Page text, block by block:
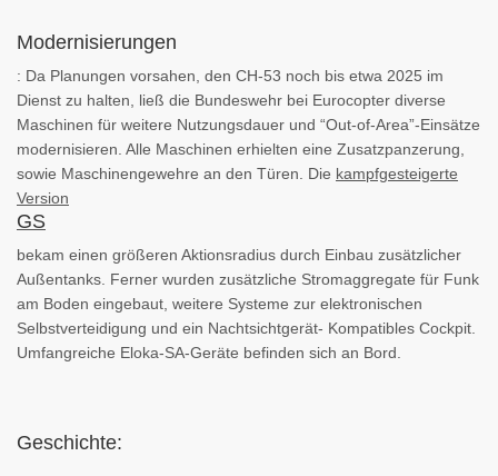
Modernisierungen
: Da Planungen vorsahen, den CH-53 noch bis etwa 2025 im
Dienst zu halten, ließ die Bundeswehr bei Eurocopter diverse
Maschinen für weitere Nutzungsdauer und “Out-of-Area”-Einsätze
modernisieren. Alle Maschinen erhielten eine Zusatzpanzerung,
sowie Maschinengewehre an den Türen. Die kampfgesteigerte
Version
GS
bekam einen größeren Aktionsradius durch Einbau zusätzlicher
Außentanks. Ferner wurden zusätzliche Stromaggregate für Funk
am Boden eingebaut, weitere Systeme zur elektronischen
Selbstverteidigung und ein Nachtsichtgerät- Kompatibles Cockpit.
Umfangreiche Eloka-SA-Geräte befinden sich an Bord.
Geschichte: